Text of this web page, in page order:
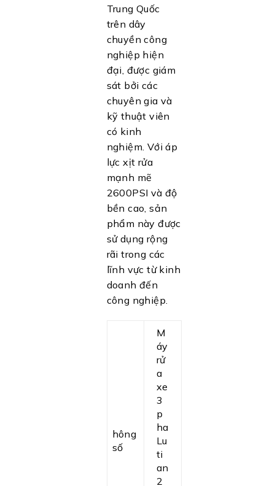
Trung Quốc
trên dây
chuyền công
nghiệp hiện
đại, được giám
sát bởi các
chuyên gia và
kỹ thuật viên
có kinh
nghiệm. Với áp
lực xịt rửa
mạnh mẽ
2600PSI và độ
bền cao, sản
phẩm này được
sử dụng rộng
rãi trong các
lĩnh vực từ kinh
doanh đến
công nghiệp.
hông
số
M
áy
rử
a
xe
3
p
ha
Lu
ti
an
2